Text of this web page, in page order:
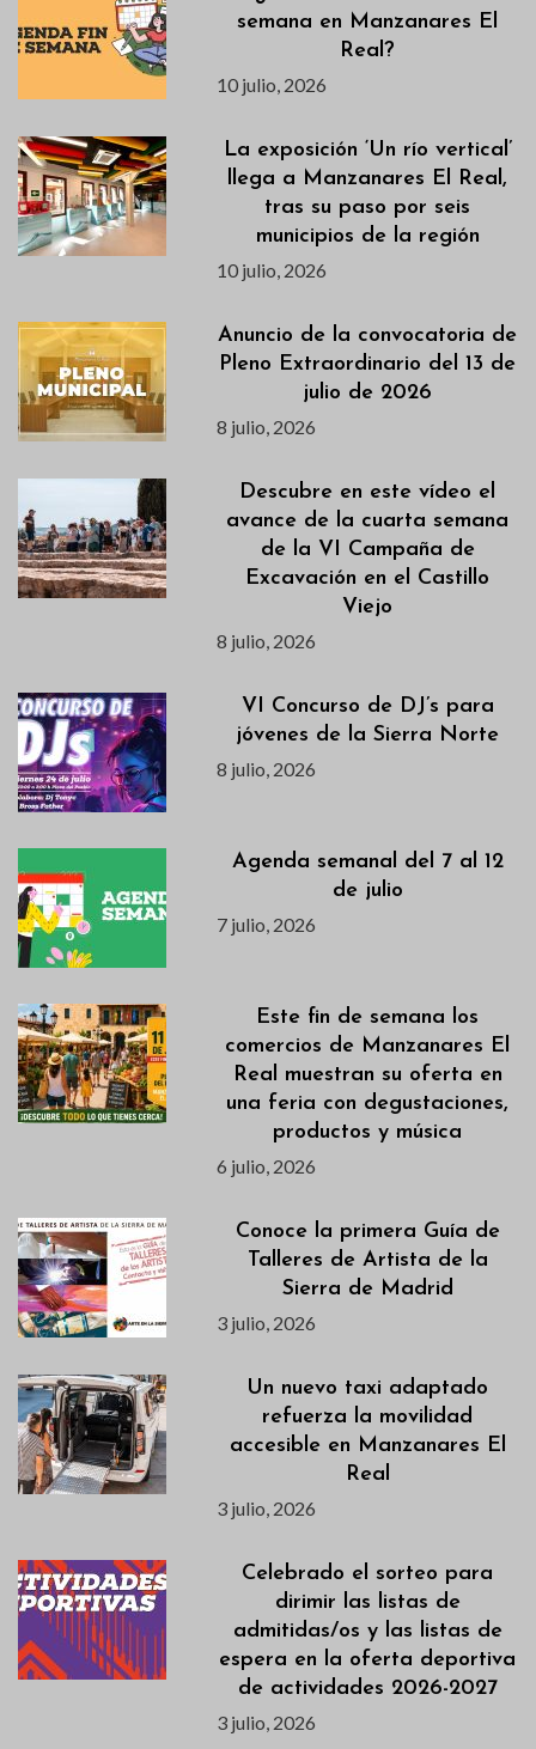
semana en Manzanares El
Real?
10 julio, 2026
La exposición ‘Un río vertical’
llega a Manzanares El Real,
tras su paso por seis
municipios de la región
10 julio, 2026
Anuncio de la convocatoria de
Pleno Extraordinario del 13 de
julio de 2026
8 julio, 2026
Descubre en este vídeo el
avance de la cuarta semana
de la VI Campaña de
Excavación en el Castillo
Viejo
8 julio, 2026
VI Concurso de DJ’s para
jóvenes de la Sierra Norte
8 julio, 2026
Agenda semanal del 7 al 12
de julio
7 julio, 2026
Este fin de semana los
comercios de Manzanares El
Real muestran su oferta en
una feria con degustaciones,
productos y música
6 julio, 2026
Conoce la primera Guía de
Talleres de Artista de la
Sierra de Madrid
3 julio, 2026
Un nuevo taxi adaptado
refuerza la movilidad
accesible en Manzanares El
Real
3 julio, 2026
Celebrado el sorteo para
dirimir las listas de
admitidas/os y las listas de
espera en la oferta deportiva
de actividades 2026-2027
3 julio, 2026